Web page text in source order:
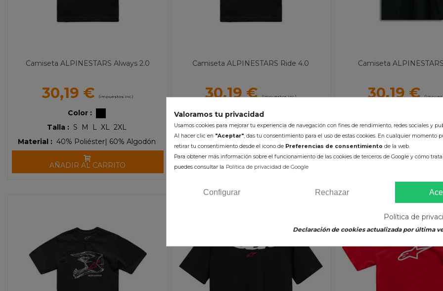
Camiseta ALPINESTARS Always 2.0
30,19 € (impuestos inc.)
Color :
Talla : S M L XL 2XL
Material : 40% Poliéster| 60% Algodón
AÑADIR AL CARRITO
Camiseta ALPINESTARS Ride 4.0
30,19 € (impuestos inc.)
Color :
Talla : S M L XL 2XL
Material :
Algodón| Poliéster
AÑADIR AL CARRITO
Camiseta
30,19 €
Talla : S M L XL
Material :
40% Poliéster|
Valoramos tu privacidad
Usamos cookies para mejorar tu experiencia de navegación con fines de rendimiento, redes sociales y
Al hacer clic en "Aceptar", das tu consentimiento para el uso de estas cookies. En cualquier momento
retirar tu consentimiento desde el icono de Preferencias de consentimiento de la web.
Para obtener más información sobre el funcionamiento de las cookies de terceros de Google y cómo
puedes consultar la Política de privacidad de Google
Configurar Rechazar
Política de
Declaración de cookies actualizada por última